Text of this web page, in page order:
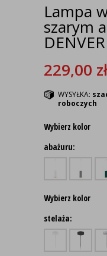
Lampa
szarym
229,00 zł
WYSYŁKA:
roboczych
Wybierz kolor
abażuru:
Wybierz kolor
stelaża: